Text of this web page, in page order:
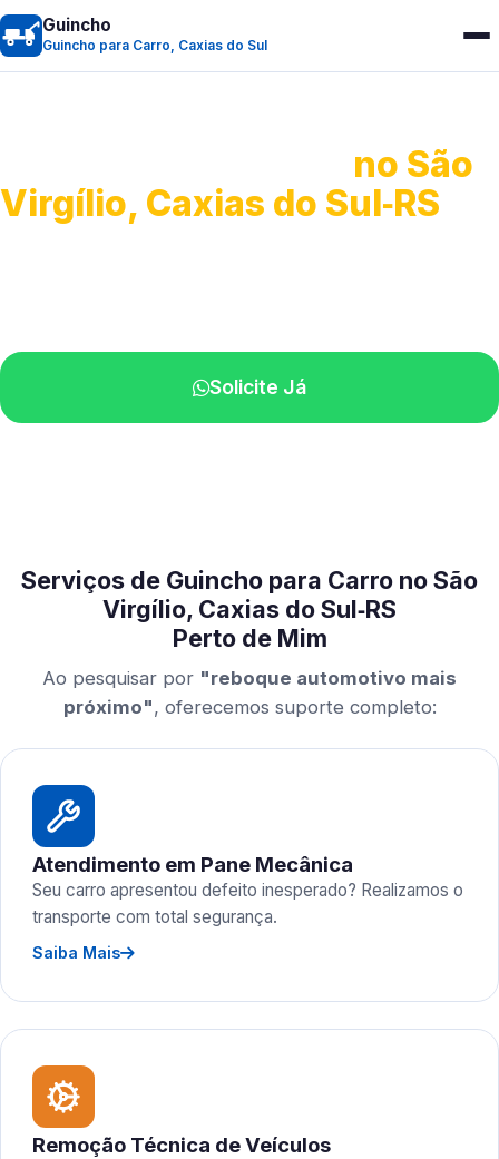
Guincho
Guincho para Carro, Caxias do Sul
no São
Virgílio, Caxias do Sul‑RS
Solicite Já
Serviços de Guincho para Carro no São
Virgílio, Caxias do Sul‑RS
Perto de Mim
Ao pesquisar por "reboque automotivo mais
próximo", oferecemos suporte completo:
Atendimento em Pane Mecânica
Seu carro apresentou defeito inesperado? Realizamos o
transporte com total segurança.
Saiba Mais
Remoção Técnica de Veículos